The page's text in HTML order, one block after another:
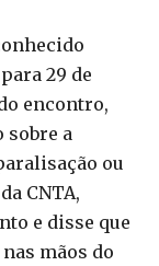
29 de
encontro,
sobre a
ou
CNTA,
e disse que
mãos do